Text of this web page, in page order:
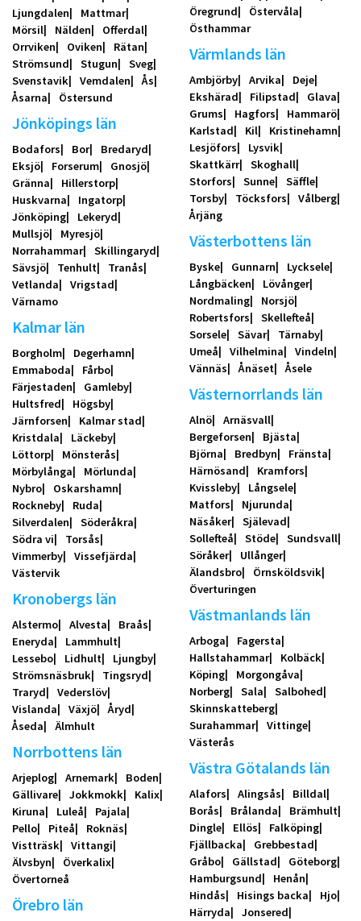
Ljungdalen
Mattmar
Mörsil
Nälden
Offerdal
Orrviken
Oviken
Rätan
Strömsund
Stugun
Sveg
Svenstavik
Vemdalen
Ås
Åsarna
Östersund
Jönköpings län
Bodafors Bor
Bredaryd
Eksjö
Forserum
Gnosjö
Gränna
Hillerstorp
Huskvarna
Ingatorp
Jönköping
Lekeryd
Mullsjö
Myresjö
Norrahammar
Skillingaryd
Sävsjö
Tenhult
Tranås
Vetlanda
Vrigstad
Värnamo
Kalmar län
Borgholm
Degerhamn
Emmaboda
Fårbo
Färjestaden
Gamleby
Hultsfred
Högsby
Järnforsen
Kalmar stad
Kristdala
Läckeby
Löttorp
Mönsterås
Mörbylånga
Mörlunda
Nybro
Oskarshamn
Rockneby
Ruda
Silverdalen
Söderåkra
Södra vi
Torsås
Vimmerby
Vissefjärda
Västervik
Kronobergs län
Alstermo Alvesta
Braås
Eneryda
Lammhult
Lessebo
Lidhult
Ljungby
Strömsnäsbruk
Tingsryd
Traryd
Vederslöv
Vislanda
Växjö
Åryd
Åseda
Älmhult
Norrbottens län
Arjeplog Arnemark
Boden
Gällivare
Jokkmokk
Kalix
Kiruna
Luleå
Pajala
Pello
Piteå
Roknäs
Vistträsk
Vittangi
Älvsbyn
Överkalix
Övertorneå
Örebro län
Öregrund
Östervåla
Östhammar
Värmlands län
Ambjörby Arvika
Deje
Ekshärad
Filipstad
Glava
Grums
Hagfors
Hammarö
Karlstad
Kil
Kristinehamn
Lesjöfors
Lysvik
Skattkärr
Skoghall
Storfors
Sunne
Säffle
Torsby
Töcksfors
Vålberg
Årjäng
Västerbottens län
Byske Gunnarn
Lycksele
Långbäcken
Lövånger
Nordmaling
Norsjö
Robertsfors
Skellefteå
Sorsele
Sävar
Tärnaby
Umeå
Vilhelmina
Vindeln
Vännäs
Ånäset Åsele
Västernorrlands län
Alnö
Arnäsvall
Bergeforsen
Bjästa
Björna
Bredbyn
Fränsta
Härnösand
Kramfors
Kvissleby
Långsele
Matfors
Njurunda
Näsåker
Själevad
Sollefteå
Stöde
Sundsvall
Söråker
Ullånger
Älandsbro
Örnsköldsvik
Överturingen
Västmanlands län
Arboga
Fagersta
Hallstahammar
Kolbäck
Köping
Morgongåva
Norberg
Sala
Salbohed
Skinnskatteberg
Surahammar
Vittinge
Västerås
Västra Götalands län
Alafors Alingsås
Billdal
Borås
Brålanda
Brämhult
Dingle
Ellös
Falköping
Fjällbacka
Grebbestad
Gråbo
Gällstad
Göteborg
Hamburgsund
Henån
Hindås
Hisings backa
Hjo
Härryda
Jonsered